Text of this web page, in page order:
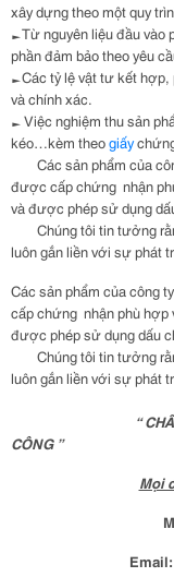
xây dựng theo một quy
►Từ nguyên liệu đầu vào
phần đảm bảo theo yêu
►Các tỷ lệ vật tư kết
và chính xác.
► Việc nghiệm thu sản
kéo…kèm theogiấy
Các sản phẩm của
được cấp chứng nhận
và được phép sử dụng
Chúng tôi tin tưởng
luôn gắn liền với sự phát
Các sản phẩm của công
cấp chứng nhận phù hợp
được phép sử dụng dấu
Chúng tôi tin tưởng
luôn gắn liền với sự phát
“ CHẤT LƯỢNG
CÔNG ”
Mọi
Email: